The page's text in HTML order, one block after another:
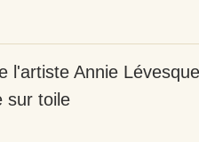
l'artiste Annie Lévesque
sur toile